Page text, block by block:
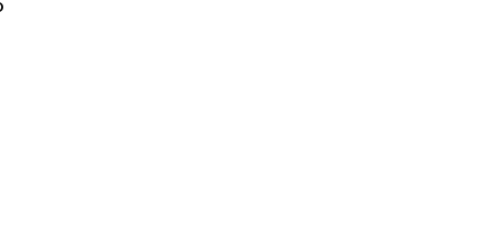
indeseadas.